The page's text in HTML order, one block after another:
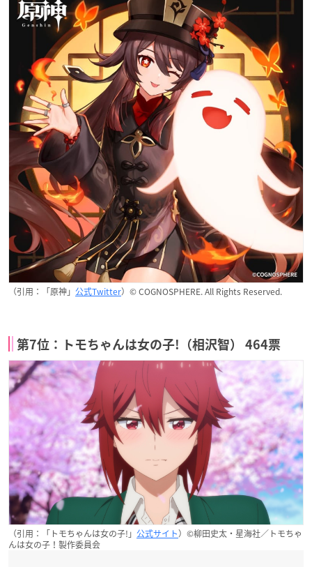
（引用：「原神」 公式Twitter）© COGNOSPHERE. All Rights Reserved.
第7位：トモちゃんは女の子!（相沢智） 464票
（引用：「トモちゃんは女の子!」 公式サイト）©柳田史太・星海社／トモちゃ
んは女の子！製作委員会